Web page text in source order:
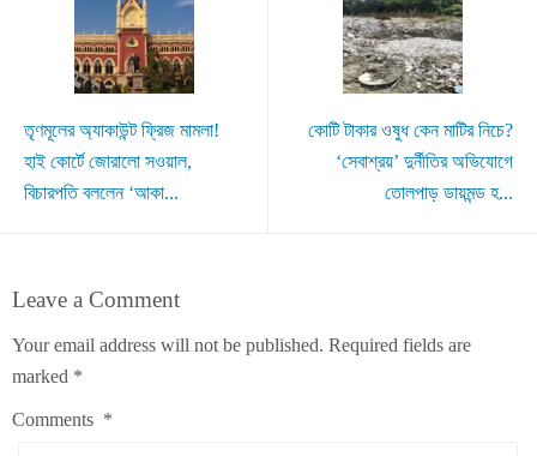
তৃণমূলের অ্যাকাউন্ট ফ্রিজ মামলা!
হাই কোর্টে জোরালো সওয়াল,
বিচারপতি বললেন ‘আকা...
কোটি টাকার ওষুধ কেন মাটির নিচে?
‘সেবাশ্রয়’ দুর্নীতির অভিযোগে
তোলপাড় ডায়মন্ড হ...
Leave a Comment
Your email address will not be published. Required fields are
marked *
Comments *